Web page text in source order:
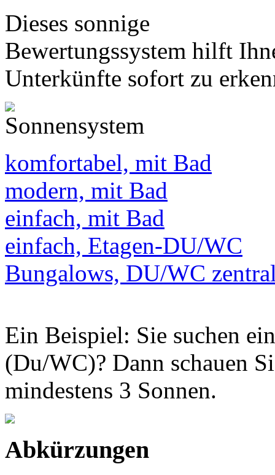
Dieses sonnige
Bewertungssystem hilft
Unterkünfte sofort zu
komfortabel, mit Bad
modern, mit Bad
einfach, mit Bad
einfach, Etagen-DU/WC
Bungalows, DU/WC
Ein Beispiel: Sie suchen
(Du/WC)? Dann schauen
mindestens 3 Sonnen.
Abkürzungen